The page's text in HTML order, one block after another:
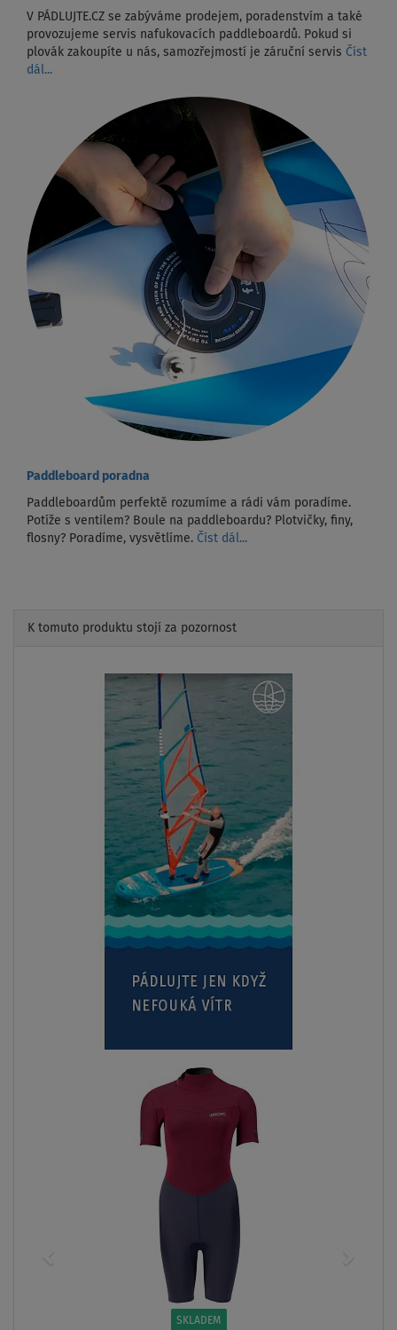
V PÁDLUJTE.CZ se zabýváme prodejem, poradenstvím a také
provozujeme servis nafukovacích paddleboardů. Pokud si
plovák zakoupíte u nás, samozřejmostí je záruční servis Číst
dál...
Paddleboard poradna
Paddleboardům perfektě rozumíme a rádi vám poradíme.
Potíže s ventilem? Boule na paddleboardu? Plotvičky, finy,
flosny? Poradíme, vysvětlíme. Číst dál...
K tomuto produktu stojí za pozornost
SKLADEM
Previous